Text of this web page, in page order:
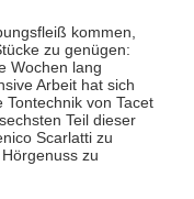
kommen,
zu genügen:
Wochen lang
Arbeit hat sich
von Tacet
Teil dieser
Scarlatti zu
zu